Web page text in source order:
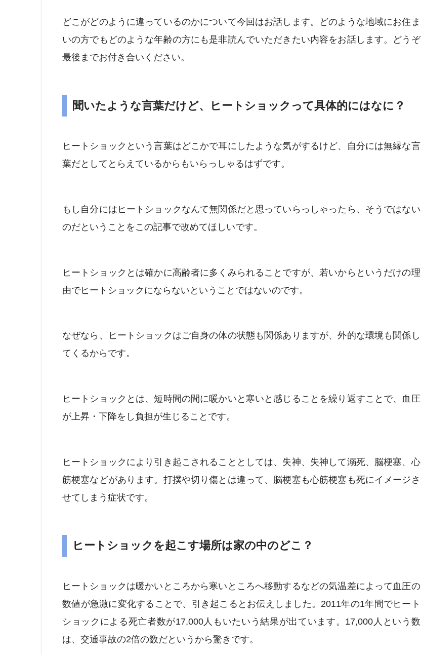
どこがどのように違っているのかについて今回はお話します。どのような地域にお住ま
いの方でもどのような年齢の方にも是非読んでいただきたい内容をお話します。どうぞ
最後までお付き合いください。
聞いたような言葉だけど、ヒートショックって具体的にはなに？
ヒートショックという言葉はどこかで耳にしたような気がするけど、自分には無縁な言
葉だとしてとらえているからもいらっしゃるはずです。
もし自分にはヒートショックなんて無関係だと思っていらっしゃったら、そうではない
のだということをこの記事で改めてほしいです。
ヒートショックとは確かに高齢者に多くみられることですが、若いからというだけの理
由でヒートショックにならないということではないのです。
なぜなら、ヒートショックはご自身の体の状態も関係ありますが、外的な環境も関係し
てくるからです。
ヒートショックとは、短時間の間に暖かいと寒いと感じることを繰り返すことで、血圧
が上昇・下降をし負担が生じることです。
ヒートショックにより引き起こされることとしては、失神、失神して溺死、脳梗塞、心
筋梗塞などがあります。打撲や切り傷とは違って、脳梗塞も心筋梗塞も死にイメージさ
せてしまう症状です。
ヒートショックを起こす場所は家の中のどこ？
ヒートショックは暖かいところから寒いところへ移動するなどの気温差によって血圧の
数値が急激に変化することで、引き起こるとお伝えしました。2011年の1年間でヒート
ショックによる死亡者数が17,000人もいたいう結果が出ています。17,000人という数
は、交通事故の2倍の数だというから驚きです。